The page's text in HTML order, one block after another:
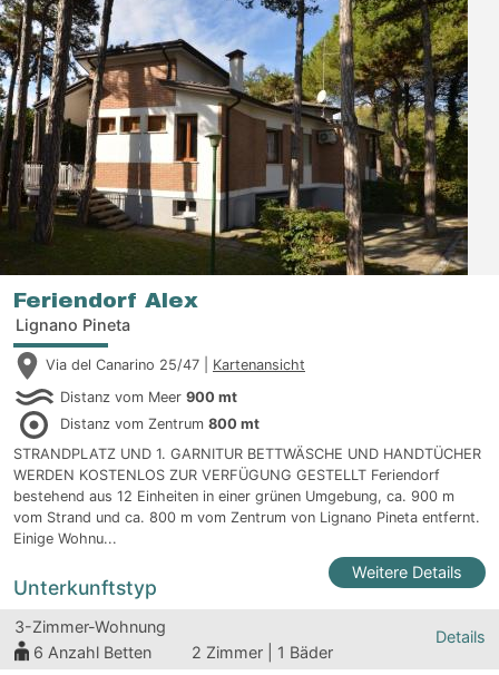
Feriendorf Alex
Lignano Pineta
Via del Canarino 25/47 | Kartenansicht
Distanz vom Meer 900 mt
Distanz vom Zentrum 800 mt
STRANDPLATZ UND 1. GARNITUR BETTWÄSCHE UND HANDTÜCHER
WERDEN KOSTENLOS ZUR VERFÜGUNG GESTELLT Feriendorf
bestehend aus 12 Einheiten in einer grünen Umgebung, ca. 900 m
vom Strand und ca. 800 m vom Zentrum von Lignano Pineta entfernt.
Einige Wohnu...
Weitere Details
Unterkunftstyp
3-Zimmer-Wohnung
6 Anzahl Betten 2 Zimmer | 1 Bäder
Details